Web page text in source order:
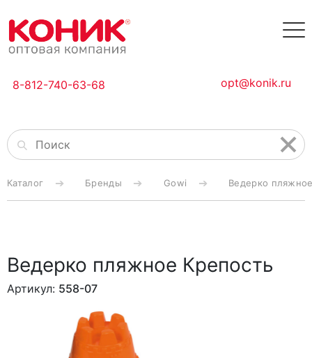
8-812-740-63-68 opt@konik.ru
Каталог Бренды Gowi Ведерко
Ведерко пляжное Крепость
Артикул: 558-07